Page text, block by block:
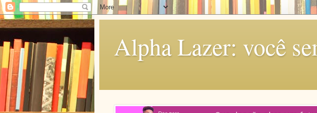
Alpha Lazer: você